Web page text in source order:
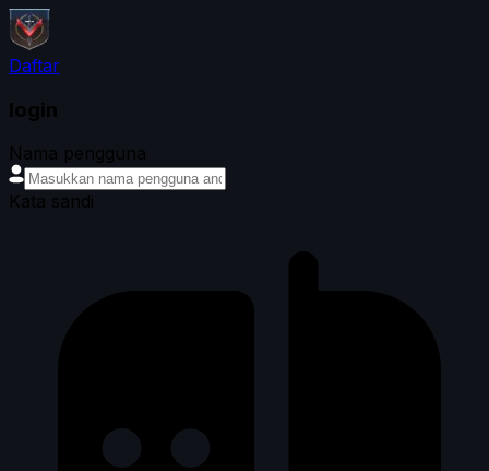
Daftar
login
Nama pengguna
Kata sandi